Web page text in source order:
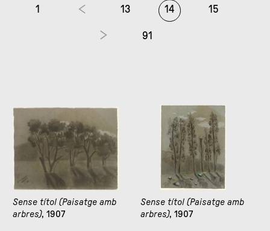
1 13 14 15
91
Sense títol (Paisatge amb
arbres), 1907
Sense títol (Paisatge amb
arbres), 1907